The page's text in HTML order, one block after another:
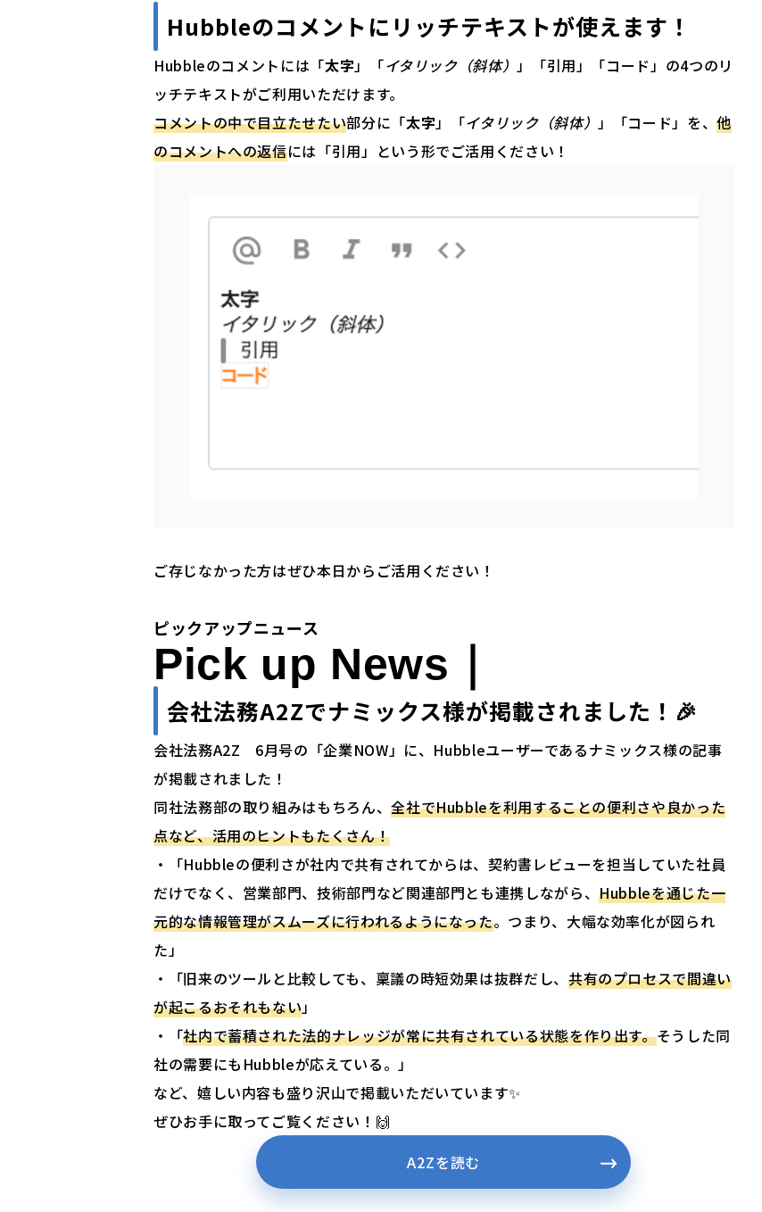
Hubbleのコメントにリッチテキストが使えます！
Hubbleのコメントには「太字」「イタリック（斜体）」「引用」「コード」の4つのリ
ッチテキストがご利用いただけます。
コメントの中で目立たせたい部分に「太字」「イタリック（斜体）」「コード」を、他
のコメントへの返信には「引用」という形でご活用ください！
ご存じなかった方はぜひ本日からご活用ください！
ピックアップニュース
Pick up News｜
会社法務A2Zでナミックス様が掲載されました！🎉
会社法務A2Z 6月号の「企業NOW」に、Hubbleユーザーであるナミックス様の記事
が掲載されました！
同社法務部の取り組みはもちろん、全社でHubbleを利用することの便利さや良かった
点など、活用のヒントもたくさん！
・「Hubbleの便利さが社内で共有されてからは、契約書レビューを担当していた社員
だけでなく、営業部門、技術部門など関連部門とも連携しながら、Hubbleを通じた一
元的な情報管理がスムーズに行われるようになった。つまり、大幅な効率化が図られ
た」
・「旧来のツールと比較しても、稟議の時短効果は抜群だし、 共有のプロセスで間違い
が起こるおそれもない」
・「社内で蓄積された法的ナレッジが常に共有されている状態を作り出す。そうした同
社の需要にもHubbleが応えている。」
など、嬉しい内容も盛り沢山で掲載いただいています✨
ぜひお手に取ってご覧ください！🙌
A2Zを読む